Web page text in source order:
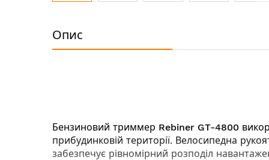
початку
галереї
Опис
Бензиновий триммер Rebiner GT-4800
прибудинковій території. Велосипедна
забезпечує рівномірний розподіл